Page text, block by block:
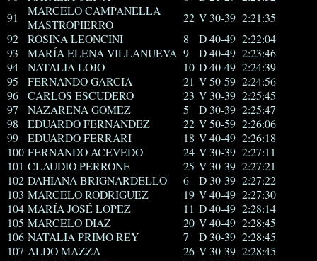
91
MARCELO CAMPANELLA
MASTROPIERRO
22 V 30-39 2:21:35
92
ROSINA LEONCINI 8 D 40-49 2:22:04
93
MARÍA ELENA VILLANUEVA 9 D 40-49 2:23:46
94
NATALIA LOJO 10 D 40-49 2:24:39
95
FERNANDO GARCIA 21 V 50-59 2:24:56
96
CARLOS ESCUDERO 23 V 30-39 2:25:45
97
NAZARENA GOMEZ 5 D 30-39 2:25:47
98
EDUARDO FERNANDEZ 22 V 50-59 2:26:06
99
EDUARDO FERRARI 18 V 40-49 2:26:18
100 FERNANDO ACEVEDO 24 V 30-39 2:27:11
101 CLAUDIO PERRONE 25 V 30-39 2:27:21
102 DAHIANA BRIGNARDELLO 6 D 30-39 2:27:22
103 MARCELO RODRIGUEZ 19 V 40-49 2:27:30
104 MARÍA JOSÉ LOPEZ 11 D 40-49 2:28:14
105 MARCELO DIAZ 20 V 40-49 2:28:45
106 NATALIA PRIMO REY 7 D 30-39 2:28:45
107 ALDO MAZZA 26 V 30-39 2:28:45